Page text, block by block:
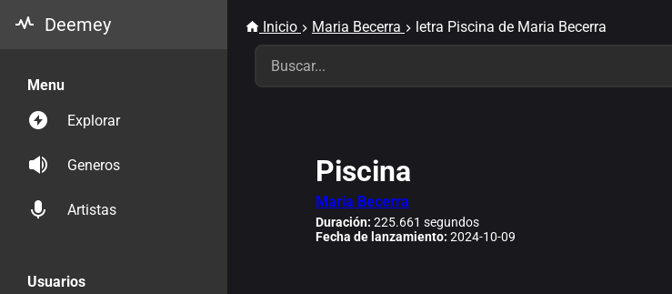
Deemey
Menu
Explorar
Generos
Artistas
Usuarios
Inicio Maria Becerra letra Piscina de Maria Becerra
Piscina
Maria Becerra
Duración: 225.661 segundos
Fecha de lanzamiento: 2024-10-09